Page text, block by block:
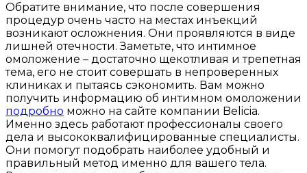
Обратите внимание, что после совершения
процедур очень часто на местах инъекций
возникают осложнения. Они проявляются в виде
лишней отечности. Заметьте, что интимное
омоложение – достаточно щекотливая и трепетная
тема, его не стоит совершать в непроверенных
клиниках и пытаясь сэкономить. Вам можно
получить информацию об интимном омоложении
подробно можно на сайте компании Belicia.
Именно здесь работают профессионалы своего
дела и высококвалифицированные специалисты.
Они помогут подобрать наиболее удобный и
правильный метод именно для вашего тела.